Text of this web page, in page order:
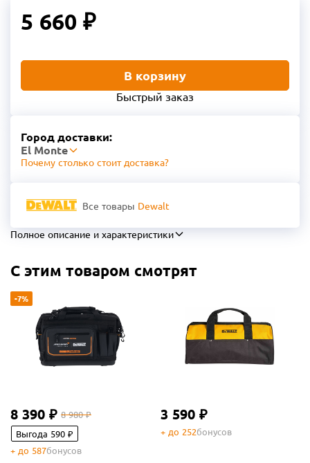
5 660 ₽
В корзину
Быстрый заказ
Город доставки:
El Monte
Почему столько стоит доставка?
Все товары Dewalt
Полное описание и характеристики
С этим товаром смотрят
-7%
8 390 ₽ 8 980 ₽
Выгода 590 ₽
+ до 587бонусов
3 590 ₽
+ до 252бонусов